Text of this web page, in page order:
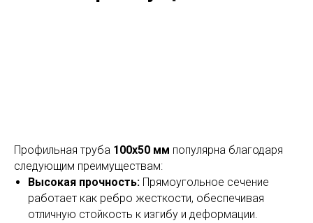
Профильная труба 100х50 мм популярна благодаря
следующим преимуществам:
Высокая прочность: Прямоугольное сечение
работает как ребро жесткости, обеспечивая
отличную стойкость к изгибу и деформации.